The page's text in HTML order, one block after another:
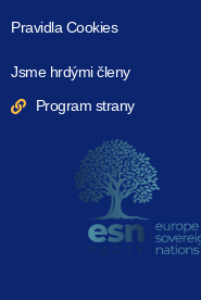
Pravidla Cookies
Jsme hrdými členy
Program strany